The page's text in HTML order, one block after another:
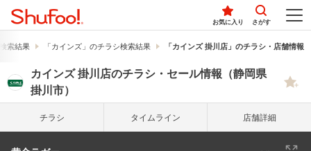
お気に入り さがす
索結果 「カインズ」のチラシ検索結果 「カインズ 掛川店」のチラシ・店舗情報
カインズ 掛川店のチラシ・セール情報（静岡県
掛川市）
チラシ タイム ライン 店舗詳細